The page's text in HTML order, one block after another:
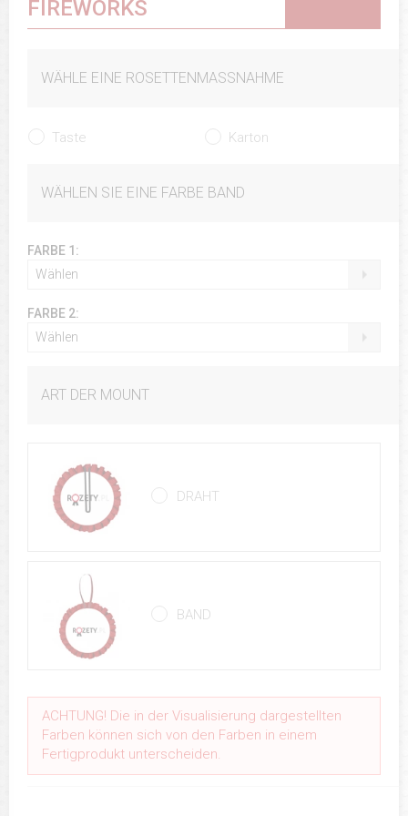
FIREWORKS
WÄHLE EINE ROSETTENMASSNAHME
Taste Karton
WÄHLEN SIE EINE FARBE BAND
FARBE 1:
Wählen
FARBE 2:
Wählen
ART DER MOUNT
DRAHT
BAND
ACHTUNG! Die in der Visualisierung dargestellten
Farben können sich von den Farben in einem
Fertigprodukt unterscheiden.